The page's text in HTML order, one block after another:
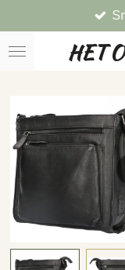
direct
naar
HET